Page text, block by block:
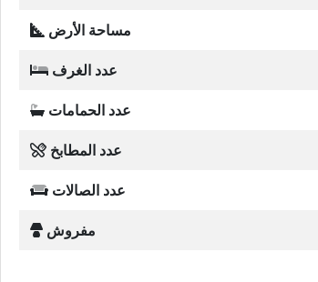
مساحة الأرض
عدد الغرف
عدد الحمامات
عدد المطابخ
عدد الصالات
مفروش